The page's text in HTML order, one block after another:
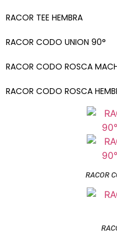
RACOR TEE HEMBRA
RACOR CODO UNION 90°
RACOR CODO ROSCA
RACOR CODO ROSCA
RACOR